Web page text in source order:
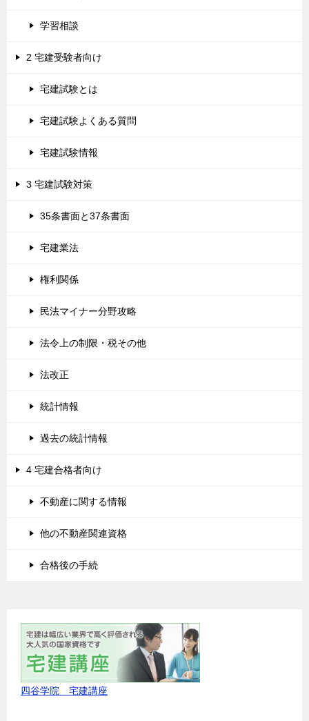
学習相談
2 宅建受験者向け
宅建試験とは
宅建試験よくある質問
宅建試験情報
3 宅建試験対策
35条書面と37条書面
宅建業法
権利関係
民法マイナー分野攻略
法令上の制限・税その他
法改正
統計情報
過去の統計情報
4 宅建合格者向け
不動産に関する情報
他の不動産関連資格
合格後の手続
四谷学院 宅建講座